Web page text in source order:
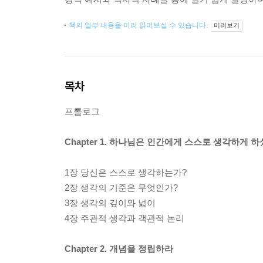
책의 일부 내용을 미리 읽어보실 수 있습니다. 미리보기
목차
프롤로그
Chapter 1. 하나님은 인간에게 스스로 생각하게 하
1장 당신은 스스로 생각하는가?
2장 생각의 기준은 무엇인가?
3장 생각의 깊이와 넓이
4장 주관적 생각과 객관적 논리
Chapter 2. 개념을 정립하라